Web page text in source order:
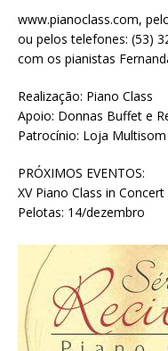
www.pianoclass.com,
ou pelos telefones: (53)
com os pianistas
Realização: Piano Class
Apoio: Donnas Buffet e
Patrocínio: Loja
PRÓXIMOS EVENTOS:
XV Piano Class in Concert
Pelotas: 14/dezembro